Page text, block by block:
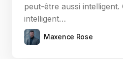
peut-être aussi intelligent.
intelligent…
Maxence Rose